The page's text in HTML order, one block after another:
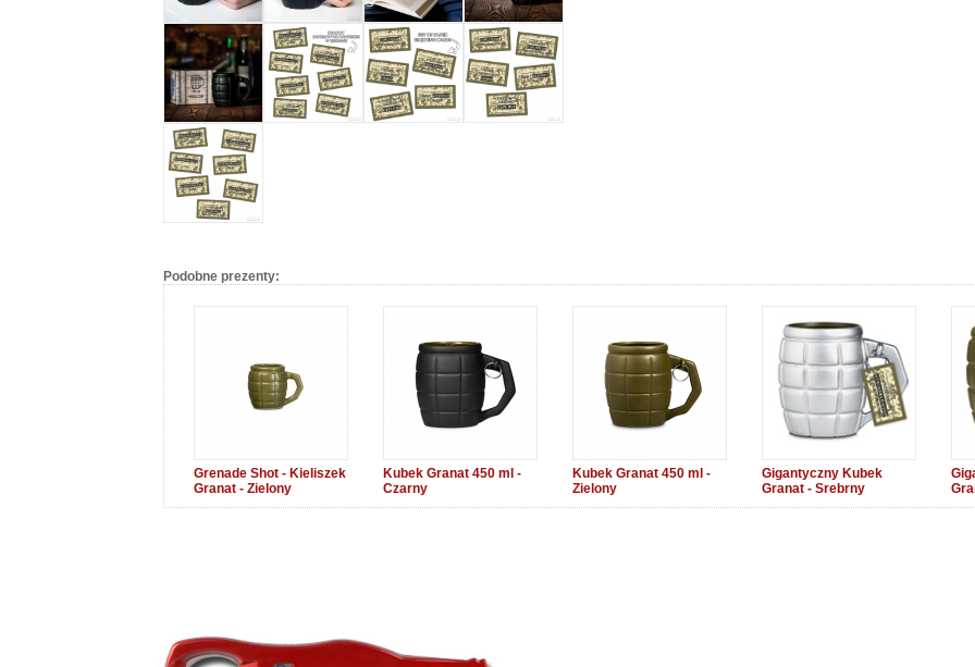
Podobne prezenty:
Grenade Shot - Kieliszek
Granat - Zielony
Kubek Granat 450 ml -
Czarny
Kubek Granat 450 ml -
Zielony
Gigantyczny Kubek
Granat - Srebrny